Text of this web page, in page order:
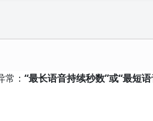
常：“最长语音持续秒数”或“最短